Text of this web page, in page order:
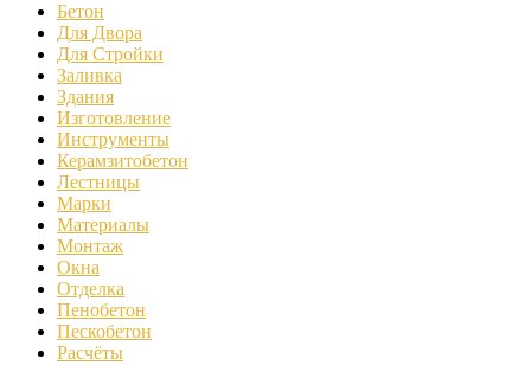
Бетон
Для Двора
Для Стройки
Заливка
Здания
Изготовление
Инструменты
Керамзитобетон
Лестницы
Марки
Материалы
Монтаж
Окна
Отделка
Пенобетон
Пескобетон
Расчёты